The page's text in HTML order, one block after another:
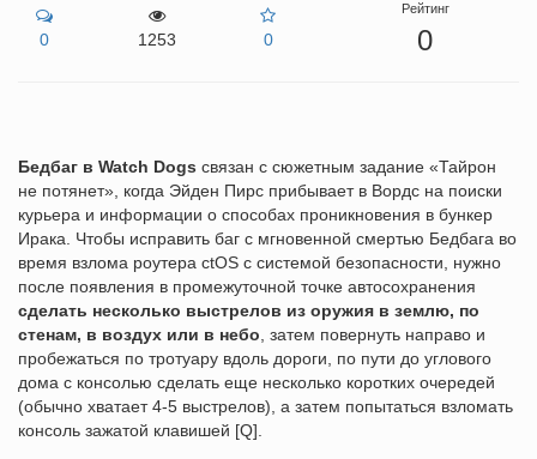
0 1253 0
Рейтинг
0
Бедбаг в Watch Dogs связан с сюжетным задание «Тайрон
не потянет», когда Эйден Пирс прибывает в Вордс на поиски
курьера и информации о способах проникновения в бункер
Ирака. Чтобы исправить баг с мгновенной смертью Бедбага во
время взлома роутера ctOS с системой безопасности, нужно
после появления в промежуточной точке автосохранения
сделать несколько выстрелов из оружия в землю, по
стенам, в воздух или в небо , затем повернуть направо и
пробежаться по тротуару вдоль дороги, по пути до углового
дома с консолью сделать еще несколько коротких очередей
(обычно хватает 4-5 выстрелов), а затем попытаться взломать
консоль зажатой клавишей [Q].